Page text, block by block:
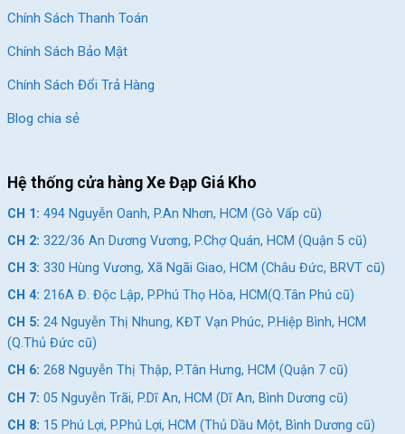
Chính Sách Thanh Toán
Chính Sách Bảo Mật
Chính Sách Đổi Trả Hàng
Blog chia sẻ
Hệ thống cửa hàng Xe Đạp Giá Kho
CH 1: 494 Nguyễn Oanh, P.An Nhơn, HCM (Gò Vấp cũ)
CH 2: 322/36 An Dương Vương, P.Chợ Quán, HCM (Quận 5 cũ)
CH 3: 330 Hùng Vương, Xã Ngãi Giao, HCM (Châu Đức, BRVT cũ)
CH 4: 216A Đ. Độc Lập, P.Phú Thọ Hòa, HCM(Q.Tân Phú cũ)
CH 5: 24 Nguyễn Thị Nhung, KĐT Vạn Phúc, P.Hiệp Bình, HCM
(Q.Thủ Đức cũ)
CH 6: 268 Nguyễn Thị Thập, P.Tân Hưng, HCM (Quận 7 cũ)
CH 7: 05 Nguyễn Trãi, P.Dĩ An, HCM (Dĩ An, Bình Dương cũ)
CH 8: 15 Phú Lợi, P.Phú Lợi, HCM (Thủ Dầu Một, Bình Dương cũ)